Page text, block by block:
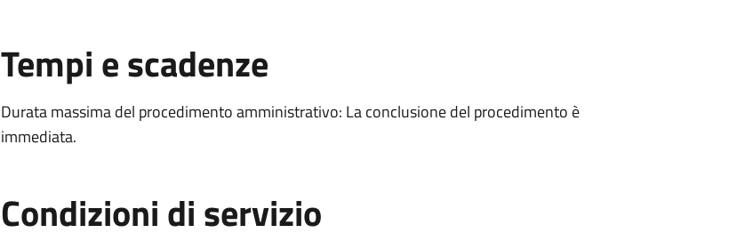
Tempi e scadenze
Durata massima del procedimento amministrativo: La conclusione del procedimento è
immediata.
Condizioni di servizio